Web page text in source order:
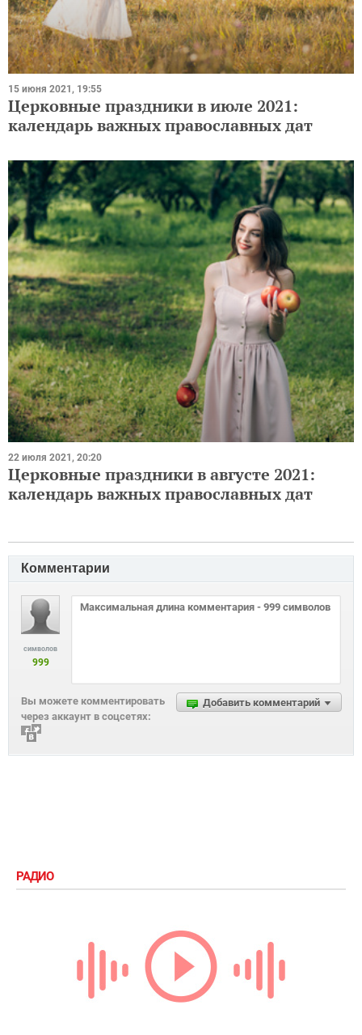
15 июня 2021, 19:55
Церковные праздники в июле 2021:
календарь важных православных дат
22 июля 2021, 20:20
Церковные праздники в августе 2021:
календарь важных православных дат
Комментарии
символов
999
Добавить комментарий
Вы можете комментировать
через аккаунт в соцсетях:
РАДИО